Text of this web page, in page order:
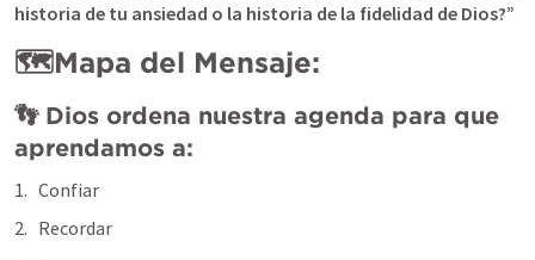
historia de tu ansiedad o la historia de la fidelidad de Dios?”
🗺️Mapa del Mensaje:
👣 Dios ordena nuestra agenda para que
aprendamos a:
Confiar
Recordar